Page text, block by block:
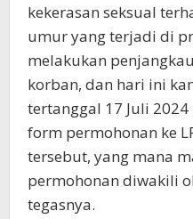
kekerasan seksual
umur yang terjadi di
melakukan
korban, dan hari ini
tertanggal 17 Juli
form permohonan ke
tersebut, yang mana
permohonan diwakili
tegasnya.